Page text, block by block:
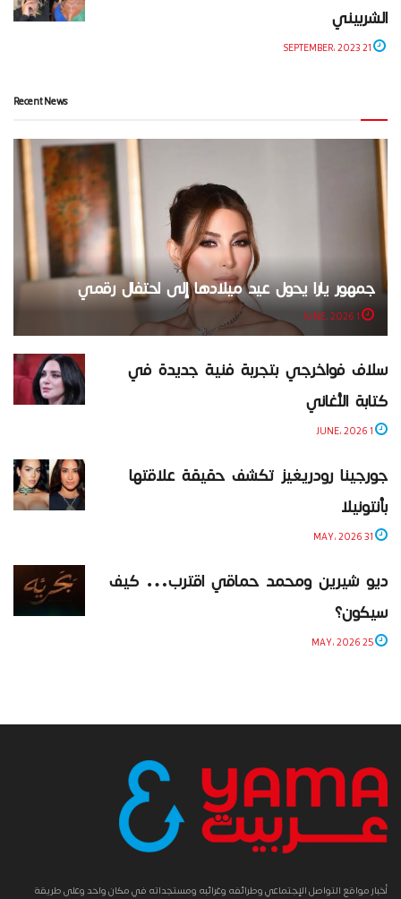
الشربيني
Recent News
جمهور يارا يحول عيد ميلادها إلى احتفال رقمي
سلاف فواخرجي بتجربة فنية جديدة في
كتابة الأغاني
جورجينا رودريغيز تكشف حقيقة علاقتها
بأنتونيلا
ديو شيرين ومحمد حماقي اقترب… كيف
سيكون؟
أخبار مواقع التواصل الإجتماعي وطرائفه وغرائبه ومستجداته في مكان واحد وعلى طريقة